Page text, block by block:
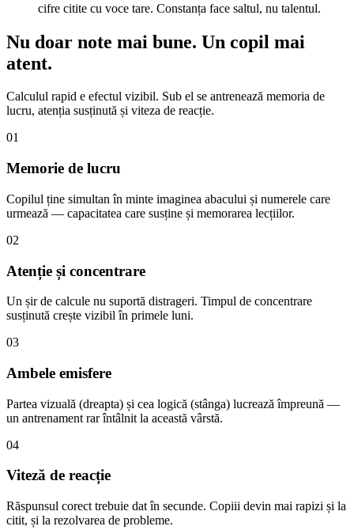
cifre citite cu voce tare. Constanța face saltul, nu talentul.
Nu doar note mai bune. Un copil mai
atent.
Calculul rapid e efectul vizibil. Sub el se antrenează memoria de
lucru, atenția susținută și viteza de reacție.
01
Memorie de lucru
Copilul ține simultan în minte imaginea abacului și numerele care
urmează — capacitatea care susține și memorarea lecțiilor.
02
Atenție și concentrare
Un șir de calcule nu suportă distrageri. Timpul de concentrare
susținută crește vizibil în primele luni.
03
Ambele emisfere
Partea vizuală (dreapta) și cea logică (stânga) lucrează împreună —
un antrenament rar întâlnit la această vârstă.
04
Viteză de reacție
Răspunsul corect trebuie dat în secunde. Copiii devin mai rapizi și la
citit, și la rezolvarea de probleme.